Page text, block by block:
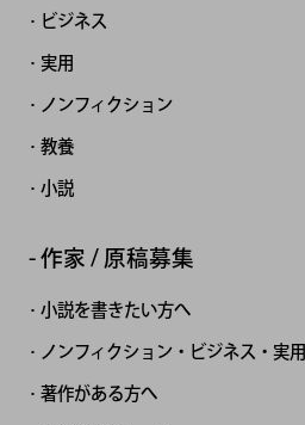
ビジネス
実用
ノンフィクション
教養
小説
作家 / 原稿募集
小説を書きたい方へ
ノンフィクション・ビジネス・実
著作がある方へ